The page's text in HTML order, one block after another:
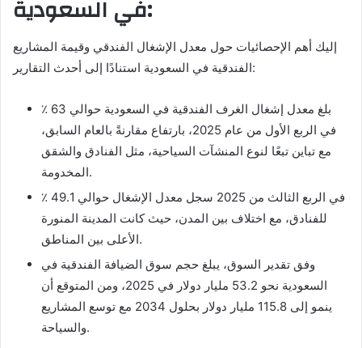
في السعودية:
إليك أهم الإحصائيات حول معدل الإشغال الفندقي وقيمة المشاريع
الفندقية في السعودية استنادًا إلى أحدث التقارير:
بلغ معدل إشغال الغرف الفندقية في السعودية حوالي 63 ٪
في الربع الأول من عام 2025، بارتفاع مقارنةً بالعام السابق،
مع تباين تبعًا لنوع المنشآت السياحية، مثل الفنادق والشقق
المخدومة.
في الربع الثالث من 2025 سجل معدل الإشغال حوالي 49.1 ٪
للفنادق، مع اختلاف بين المدن، حيث كانت المدينة المنورة
الأعلى بين المناطق.
وفق تقدير السوق، يبلغ حجم سوق الضيافة الفندقية في
السعودية نحو 53.2 مليار دولار في 2025، ومن المتوقع أن
ينمو إلى 115.8 مليار دولار بحلول 2034 مع توسع المشاريع
والسياحة.